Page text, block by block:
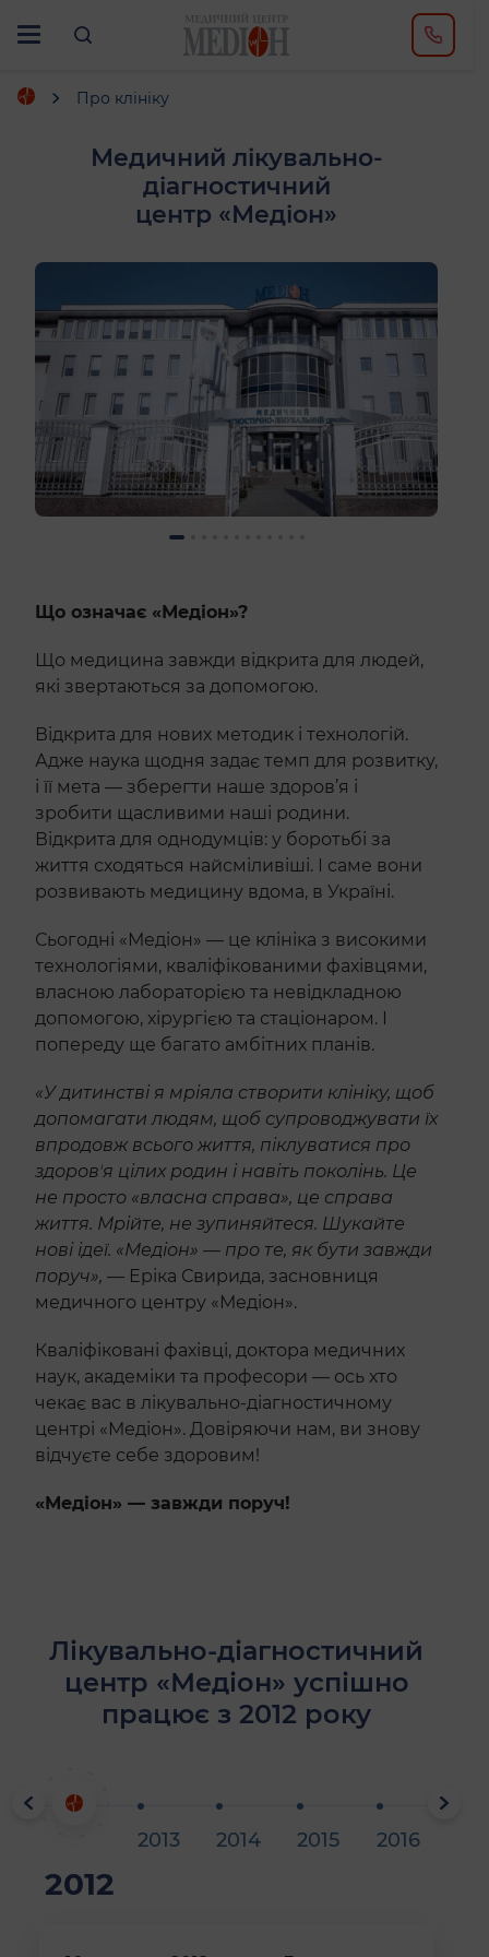
Про клініку
Медичний лікувально-
діагностичний
центр «Медіон»
Що означає «Медіон»?
Що медицина завжди відкрита для людей,
які звертаються за допомогою.
Відкрита для нових методик і технологій.
Адже наука щодня задає темп для розвитку,
і її мета — зберегти наше здоров’я і
зробити щасливими наші родини.
Відкрита для однодумців: у боротьбі за
життя сходяться найсміливіші. І саме вони
розвивають медицину вдома, в Україні.
Сьогодні «Медіон» — це клініка з високими
технологіями, кваліфікованими фахівцями,
власною лабораторією та невідкладною
допомогою, хірургією та стаціонаром. І
попереду ще багато амбітних планів.
«У дитинстві я мріяла створити клініку, щоб
допомагати людям, щоб супроводжувати їх
впродовж всього життя, піклуватися про
здоровʼя цілих родин і навіть поколінь. Це
не просто «власна справа», це справа
життя. Мрійте, не зупиняйтеся. Шукайте
нові ідеї. «Медіон» — про те, як бути завжди
поруч», — Еріка Свирида, засновниця
медичного центру «Медіон».
Кваліфіковані фахівці, доктора медичних
наук, академіки та професори — ось хто
чекає вас в лікувально-діагностичному
центрі «Медіон». Довіряючи нам, ви знову
відчуєте себе здоровим!
«Медіон» — завжди поруч!
Лікувально-діагностичний
центр «Медіон» успішно
працює з 2012 року
2012
2013 2014 2015 2016